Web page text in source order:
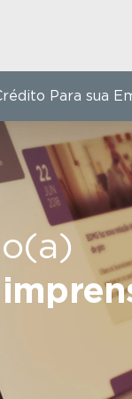
Para sua